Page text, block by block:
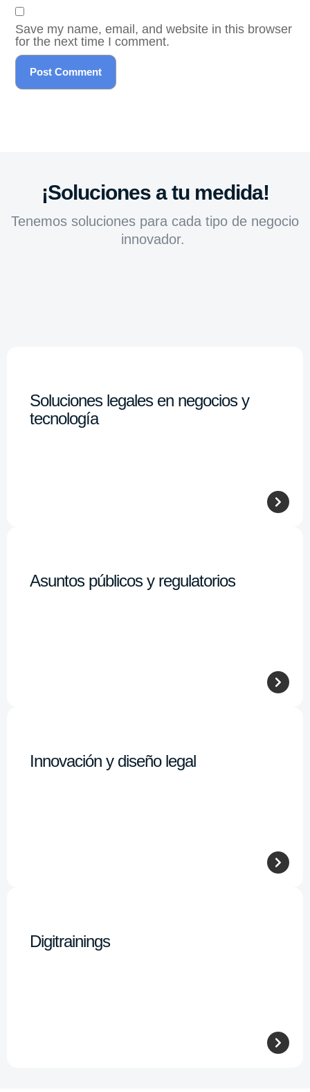
Save my name, email, and website in this browser
for the next time I comment.
¡Soluciones a tu medida!
Tenemos soluciones para cada tipo de negocio
innovador.
Soluciones legales en negocios y
tecnología
Asuntos públicos y regulatorios
Innovación y diseño legal
Digitrainings